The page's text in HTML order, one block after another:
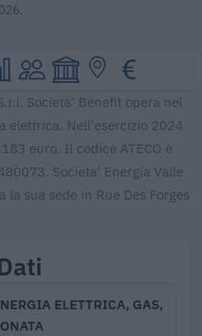
Societa' Benefit opera nel
elettrica. Nell'esercizio 2024
euro. Il codice ATECO è
Societa' Energia Valle
la sua sede in Rue Des Forges
ELETTRICA, GAS,